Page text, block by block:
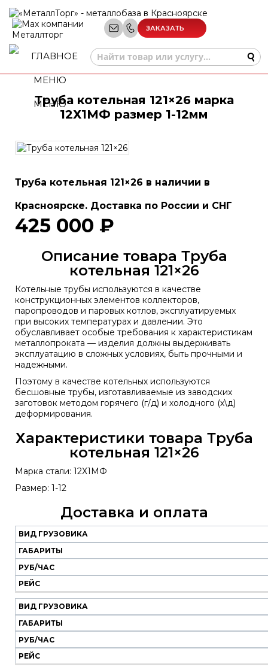
ЗАКАЗАТЬ
МЕНЮ
Труба котельная 121×26 марка
12Х1МФ размер 1-12мм
Труба котельная 121×26 в наличии в
Красноярске. Доставка по России и СНГ
425 000 ₽
Описание товара Труба
котельная 121×26
Котельные трубы используются в качестве
конструкционных элементов коллекторов,
паропроводов и паровых котлов, эксплуатируемых
при высоких температурах и давлении. Это
обуславливает особые требования к характеристикам
металлопроката — изделия должны выдерживать
эксплуатацию в сложных условиях, быть прочными и
надежными.
Поэтому в качестве котельных используются
бесшовные трубы, изготавливаемые из заводских
заготовок методом горячего (г/д) и холодного (х\д)
деформирования.
Характеристики товара Труба
котельная 121×26
Марка стали: 12Х1МФ
Размер: 1-12
Доставка и оплата
Наш
транспорт
Вид
грузовика
Габариты
Руб/
час
Рейс
ВИД ГРУЗОВИКА
ГАБАРИТЫ
РУБ/ЧАС
РЕЙС
ВИД ГРУЗОВИКА
ГАБАРИТЫ
РУБ/ЧАС
РЕЙС